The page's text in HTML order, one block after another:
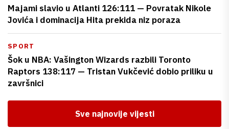
Majami slavio u Atlanti 126:111 — Povratak Nikole
Jovića i dominacija Hita prekida niz poraza
SPORT
Šok u NBA: Vašington Wizards razbili Toronto
Raptors 138:117 — Tristan Vukčević dobio priliku u
završnici
Sve najnovije vijesti